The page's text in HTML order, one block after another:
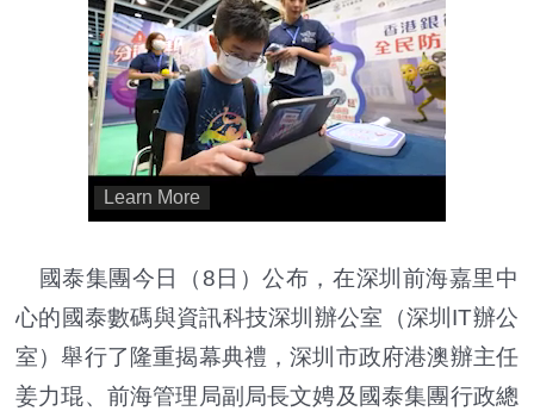
國泰集團今日（8日）公布，在深圳前海嘉里中
心的國泰數碼與資訊科技深圳辦公室（深圳IT辦公
室）舉行了隆重揭幕典禮，深圳市政府港澳辦主任
姜力琨、前海管理局副局長文娉及國泰集團行政總